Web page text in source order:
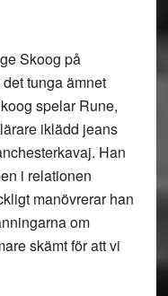
Skoog på
tunga ämnet
spelar Rune,
iklädd jeans
Han
i relationen
manövrerar han
om
skämt för att vi